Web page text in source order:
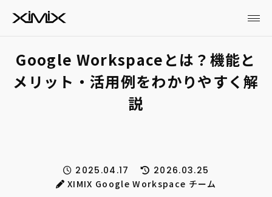
Google Workspaceとは？機能と
メリット・活用例をわかりやすく解
説
2025.04.17
2026.03.25
XIMIX Google Workspace チーム